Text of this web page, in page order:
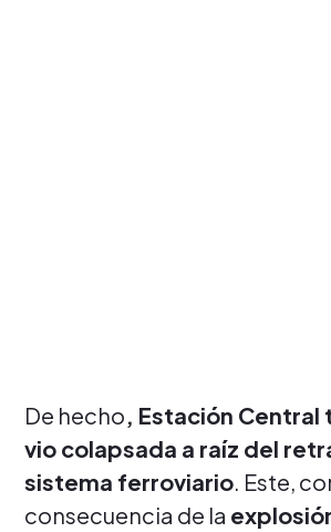
De hecho, Estación Central
vio colapsada a raíz del
sistema ferroviario. Este,
consecuencia de la